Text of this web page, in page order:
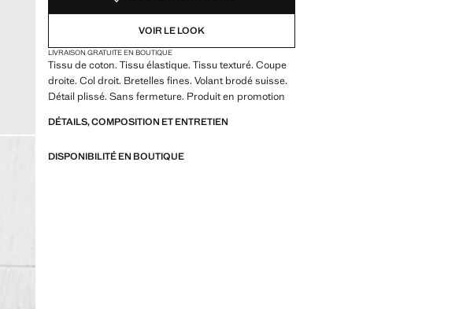
VOIR LE LOOK
LIVRAISON GRATUITE EN BOUTIQUE
Tissu de coton. Tissu élastique. Tissu texturé. Coupe
droite. Col droit. Bretelles fines. Volant brodé suisse.
Détail plissé. Sans fermeture. Produit en promotion
DÉTAILS, COMPOSITION ET ENTRETIEN
DISPONIBILITÉ EN BOUTIQUE